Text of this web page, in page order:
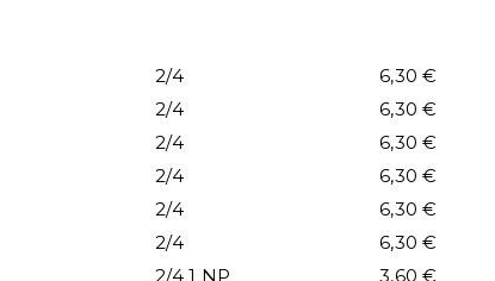
2/4
6,30 €
2/4
6,30 €
2/4
6,30 €
2/4
6,30 €
2/4
6,30 €
2/4
6,30 €
2/4 1 NP
3,60 €